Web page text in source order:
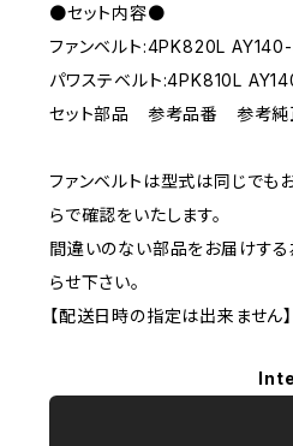
●セット内容●
ファンベルト:4PK820L
パワステベルト:4PK810L
セット部品 参考品番 参考純
ファンベルトは型式は同じでも
らで確認をいたします。
間違いのない部品をお届けす
らせ下さい。
【配送日時の指定は出来ません】